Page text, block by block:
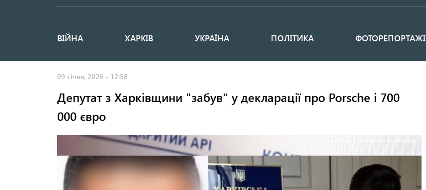
Основная
ВІЙНА ХАРКІВ УКРАЇНА ПОЛІТИКА ФОТОРЕПОРТАЖІ
09 січня, 2026 - 12:58
Депутат з Харківщини "забув" у декларації про Porsche і 700
000 євро
Фото: Харківська обласна прокуратура.